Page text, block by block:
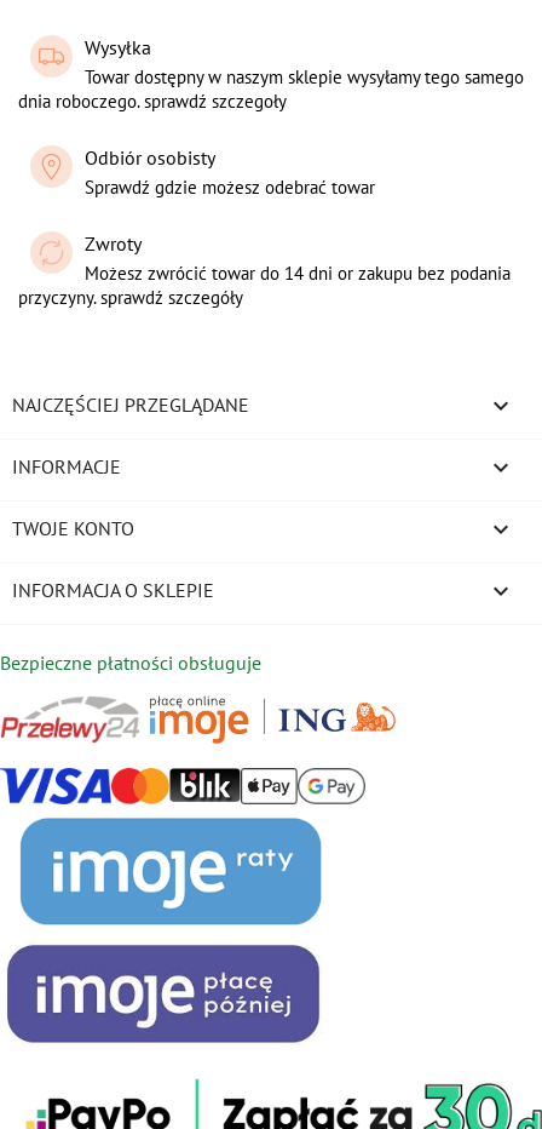
Wysyłka
Towar dostępny w naszym sklepie wysyłamy tego samego
dnia roboczego. sprawdź szczegoły
Odbiór osobisty
Sprawdź gdzie możesz odebrać towar
Zwroty
Możesz zwrócić towar do 14 dni or zakupu bez podania
przyczyny. sprawdź szczegóły
NAJCZĘŚCIEJ PRZEGLĄDANE 
INFORMACJE 
TWOJE KONTO 
INFORMACJA O SKLEPIE keyboard_arrow_down
Bezpieczne płatności obsługuje